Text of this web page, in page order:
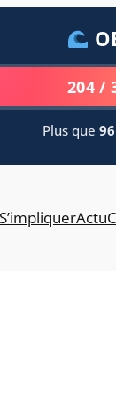
204 /
Plus que
S’impliquerActu